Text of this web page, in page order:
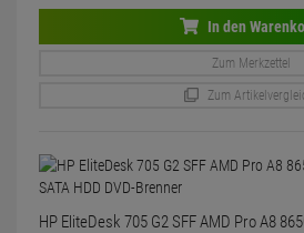
In den
Zum Merkzettel
Zum
HP EliteDesk 705 G2 SFF AMD Pro A8